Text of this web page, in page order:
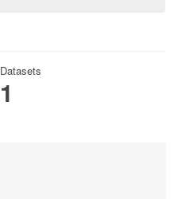
Datasets
1